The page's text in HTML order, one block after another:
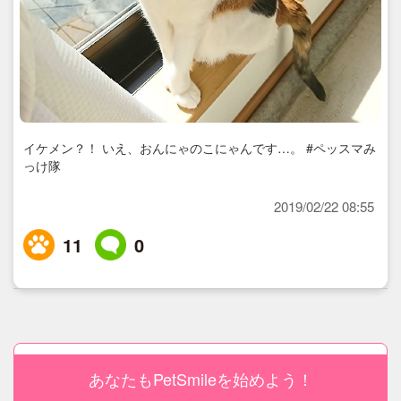
イケメン？！ いえ、おんにゃのこにゃんです…。 #ペッスマみ
っけ隊
2019/02/22 08:55
11 0
あなたもPetSmileを始めよう！